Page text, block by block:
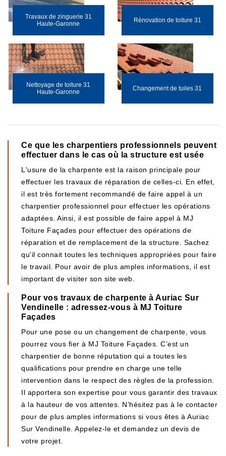
Travaux de zinguerie 31
Haute-Garonne
Rénovation de toiture 31
Nettoyage de toiture 31
Haute-Garonne
Changement de tuiles 31
Ce que les charpentiers professionnels peuvent
effectuer dans le cas où la structure est usée
L'usure de la charpente est la raison principale pour
effectuer les travaux de réparation de celles-ci. En effet,
il est très fortement recommandé de faire appel à un
charpentier professionnel pour effectuer les opérations
adaptées. Ainsi, il est possible de faire appel à MJ
Toiture Façades pour effectuer des opérations de
réparation et de remplacement de la structure. Sachez
qu'il connait toutes les techniques appropriées pour faire
le travail. Pour avoir de plus amples informations, il est
important de visiter son site web.
Pour vos travaux de charpente à Auriac Sur
Vendinelle : adressez-vous à MJ Toiture
Façades
Pour une pose ou un changement de charpente, vous
pourrez vous fier à MJ Toiture Façades. C’est un
charpentier de bonne réputation qui a toutes les
qualifications pour prendre en charge une telle
intervention dans le respect des règles de la profession.
Il apportera son expertise pour vous garantir des travaux
à la hauteur de vos attentes. N’hésitez pas à le contacter
pour de plus amples informations si vous êtes à Auriac
Sur Vendinelle. Appelez-le et demandez un devis de
votre projet.